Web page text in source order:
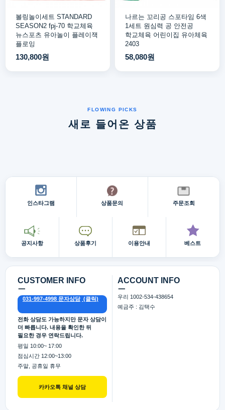
볼링놀이세트 STANDARD
SEASON2 fpj-70 학교체육
뉴스포츠 유아놀이 플레이잭
플로잉
130,800원
나르는 꼬리공 스포타임 6색
1세트 원심력 공 안전공
학교체육 어린이집 유아체육
2403
58,080원
새로 들어온 상품
인스타그램 상품문의 주문조회
공지사항 상품후기 이용안내 베스트
CUSTOMER INFO
카카오톡 채널 상담
ㅡ
031-997-4998 문자상담
전화 상담도 가능하지만 문자 상담이
더 빠릅니다. 내용을 확인한 뒤
필요한 경우 연락드립니다.
평일 10:00~ 17:00
점심시간 12:00~13:00
주말, 공휴일 휴무
ACCOUNT INFO
ㅡ
우리 1002-534-438654
예금주 : 김택수